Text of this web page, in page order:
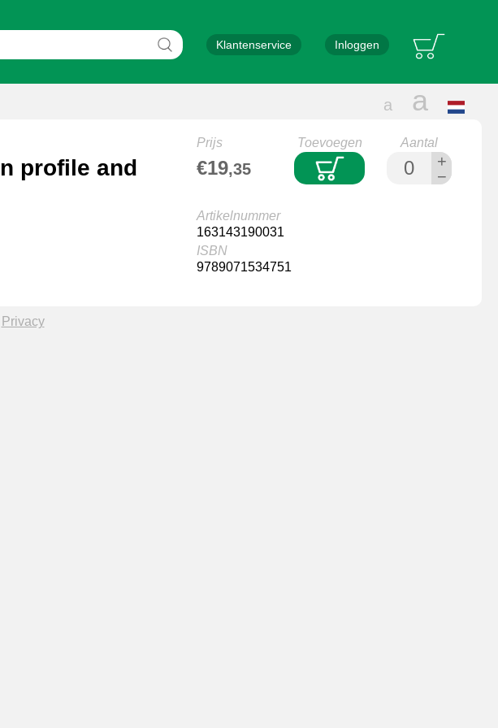
ZoekenKlantenservice Inloggen
Normale
a
letters
a
profile and
Prijs
€19,35
Toevoegen Aantal
+
−
Artikelnummer
163143190031
ISBN
9789071534751
Privacy